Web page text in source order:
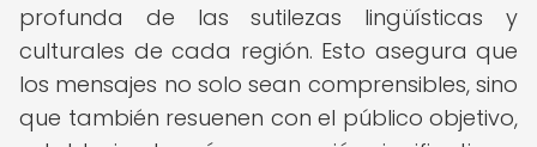
profunda de las sutilezas lingüísticas y
culturales de cada región. Esto asegura que
los mensajes no solo sean comprensibles, sino
que también resuenen con el público objetivo,